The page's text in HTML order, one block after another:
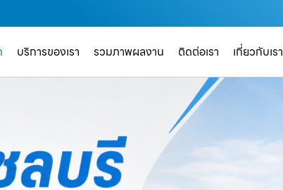
บริการของเรา รวมภาพผลงาน ติดต่อเรา เกี่ยวกับเรา